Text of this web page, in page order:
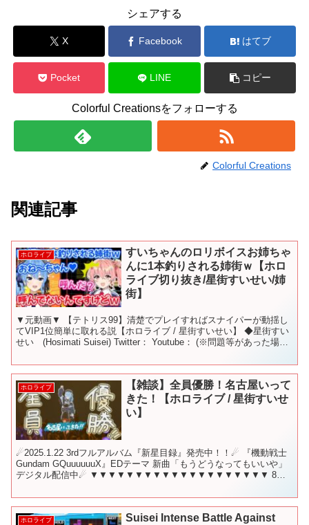
シェアする
X Facebook はてブ
Pocket LINE コピー
Colorful Creationsをフォローする
Colorful Creations
関連記事
ホロライブ
すいちゃんのロリボイスお姉ちゃ
んに1本釣りされる姉街ｗ【ホロ
ライブ切り抜き/星街すいせい/姉
街】
▼元動画▼ 【テトリス99】清楚でプレイすればスナイパーが動揺し
てVIP1位簡単に取れる説【ホロライブ / 星街すいせい】 ◆星街すい
せい (Hosimati Suisei) Twitter： Youtube： (※問題等があった場合
ホロライブ
【雑談】全員優勝！名古屋いって
きた！【ホロライブ / 星街すいせ
い】
☄2025.1.22 3rdフルアルバム『新星目録』発売中！！☄ 『機動戦士
Gundam GQuuuuuuX』EDテーマ 新曲「もうどうなってもいいや」
デジタル配信中☄ ▼▼▼▼▼▼▼▼▼▼▼▼▼▼▼▼▼▼▼▼ 8月
ホロライブ
Suisei Intense Battle Against